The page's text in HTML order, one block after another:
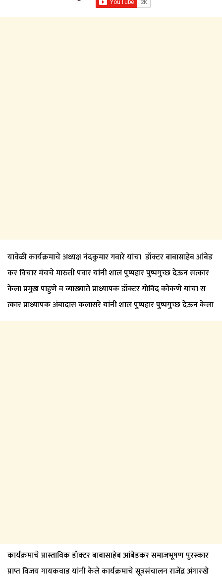
यावेळी कार्यक्रमाचे अध्यक्ष नंदकुमार गवारे यांचा डॉक्टर बाबासाहेब आंबेड
कर विचार मंचचे मारुती पवार यांनी शाल पुष्पहार पुष्पगुच्छ देऊन सत्कार
केला प्रमुख पाहुणे व व्याख्याते प्राध्यापक डॉक्टर गोविंद कोकणे यांचा स
त्कार प्राध्यापक अंबादास कलासरे यांनी शाल पुष्पहार पुष्पगुच्छ देऊन केला
कार्यक्रमाचे प्रास्ताविक डॉक्टर बाबासाहेब आंबेडकर समाजभूषण पुरस्कार
प्राप्त विजय गायकवाड यांनी केले कार्यक्रमाचे सूत्रसंचालन राजेंद्र अंगारखे